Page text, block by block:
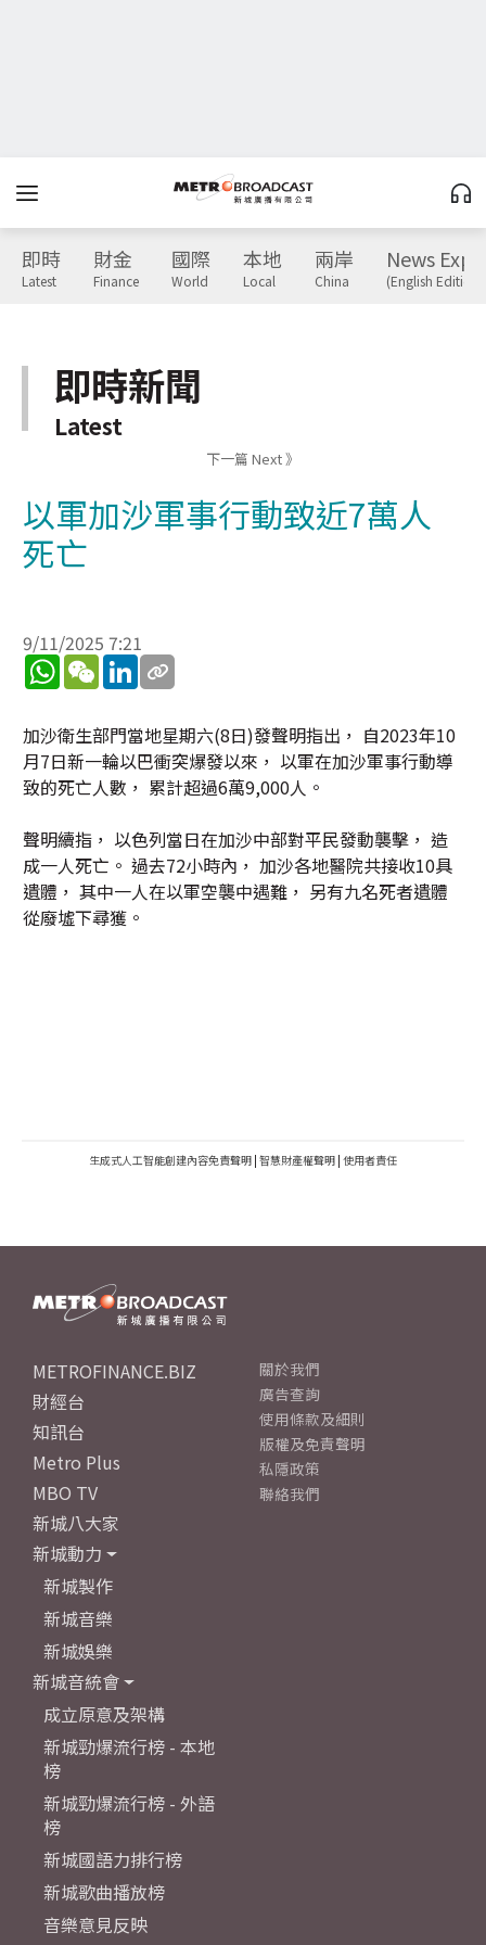
即時
Latest
財金
Finance
國際
World
本地
Local
兩岸
China
News
(English Edition)
即時新聞
Latest
下一篇 Next 》
以軍加沙軍事行動致近7萬人
死亡
9/11/2025 7:21
WhatsApp
WeChatLinkedIn
加沙衛生部門當地星期六(8日)發聲明指出， 自2023年10
月7日新一輪以巴衝突爆發以來， 以軍在加沙軍事行動導
致的死亡人數， 累計超過6萬9,000人。
聲明續指， 以色列當日在加沙中部對平民發動襲擊， 造
成一人死亡。 過去72小時內， 加沙各地醫院共接收10具
遺體， 其中一人在以軍空襲中遇難， 另有九名死者遺體
從廢墟下尋獲。
生成式人工智能創建內容免責聲明 | 智慧財產權聲明 | 使用者責任
METROFINANCE.BIZ
財經台
知訊台
Metro Plus
MBO TV
新城八大家
新城動力
新城製作
新城音樂
新城娛樂
新城音統會
成立原意及架構
新城勁爆流行榜 - 本地
榜
新城勁爆流行榜 - 外語
榜
新城國語力排行榜
新城歌曲播放榜
音樂意見反映
關於我們
廣告查詢
使用條款及細則
版權及免責聲明
私隱政策
聯絡我們